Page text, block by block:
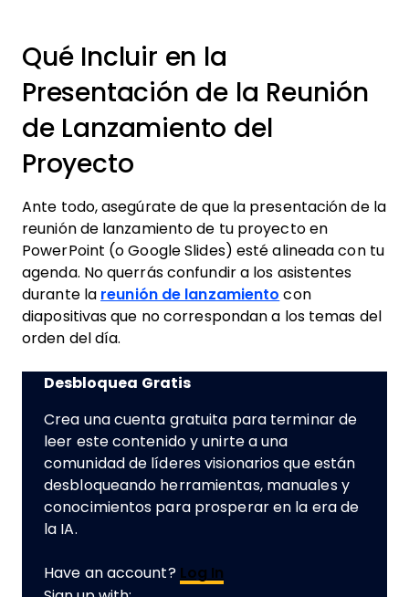
Qué Incluir en la
Presentación de la Reunión
de Lanzamiento del
Proyecto
Ante todo, asegúrate de que la presentación de la
reunión de lanzamiento de tu proyecto en
PowerPoint (o Google Slides) esté alineada con tu
agenda. No querrás confundir a los asistentes
durante la reunión de lanzamiento con
diapositivas que no correspondan a los temas del
orden del día.
Desbloquea Gratis
Crea una cuenta gratuita para terminar de
leer este contenido y unirte a una
comunidad de líderes visionarios que están
desbloqueando herramientas, manuales y
conocimientos para prosperar en la era de
la IA.
Have an account? Log In